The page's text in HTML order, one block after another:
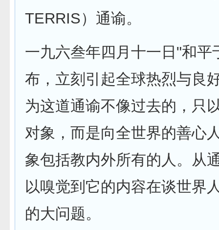
TERRIS）通谕。
一九六叁年四月十一日"和平
布，立刻引起全球热烈与良
为这道通谕不像过去的，只
对象，而是向全世界的善心
象包括教内外所有的人。从
以嗅觉到它的内容在谈世界
的大问题。